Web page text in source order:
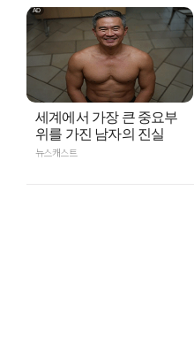
세계에서 가장 큰 중요부
위를 가진 남자의 진실
뉴스캐스트